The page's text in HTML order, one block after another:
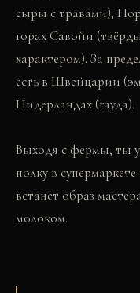
сыры с травами),
горах Савойи
характером). За
есть в Швейцарии
Нидерландах (гауда).
Выходя с фермы, ты
полку в
встанет образ
молоком.